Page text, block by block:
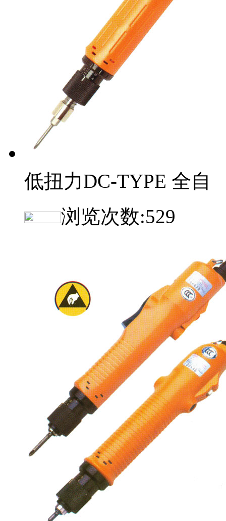
低扭力DC-TYPE 全自
浏览次数:529